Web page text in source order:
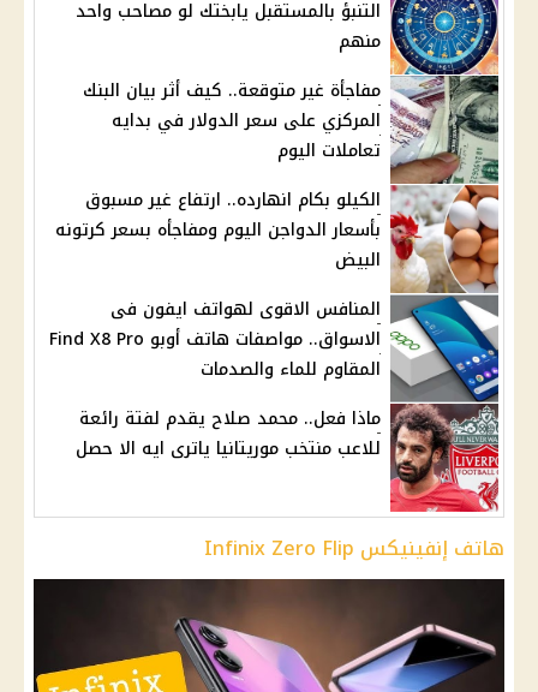
التنبؤ بالمستقبل يابختك لو مصاحب واحد
منهم
مفاجأة غير متوقعة.. كيف أثر بيان البنك
المركزي على سعر الدولار في بدايه
تعاملات اليوم
الكيلو بكام انهارده.. ارتفاع غير مسبوق
بأسعار الدواجن اليوم ومفاجأه بسعر كرتونه
البيض
المنافس الاقوى لهواتف ايفون فى
الاسواق.. مواصفات هاتف أوبو Find X8 Pro
المقاوم للماء والصدمات
ماذا فعل.. محمد صلاح يقدم لفتة رائعة
للاعب منتخب موريتانيا ياترى ايه الا حصل
هاتف إنفينيكس Infinix Zero Flip